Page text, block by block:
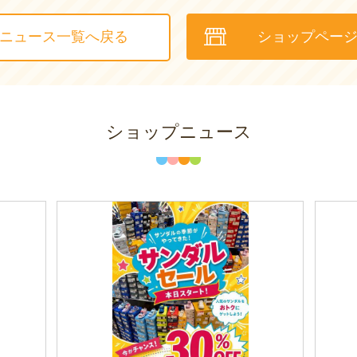
ュース一覧へ戻る ショップペー
ショップニュース